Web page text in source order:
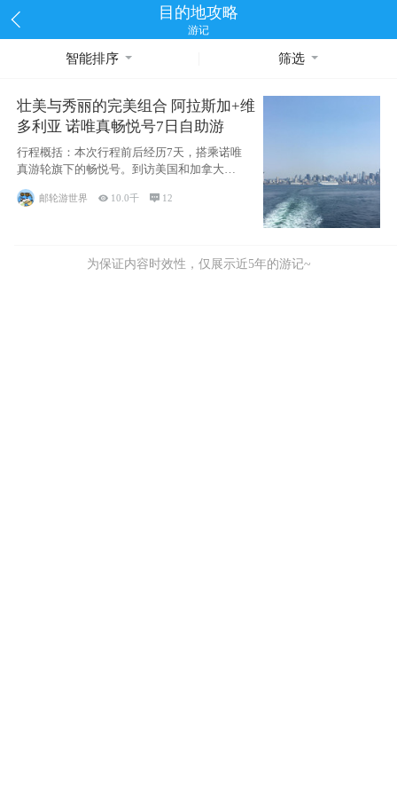
目的地攻略
游记
智能排序 筛选
壮美与秀丽的完美组合 阿拉斯加+维
多利亚 诺唯真畅悦号7日自助游
行程概括：本次行程前后经历7天，搭乘诺唯
真游轮旗下的畅悦号。到访美国和加拿大的4
个州/省：美国华盛顿州
邮轮游世界  10.0千  12
为保证内容时效性，仅展示近5年的游记~